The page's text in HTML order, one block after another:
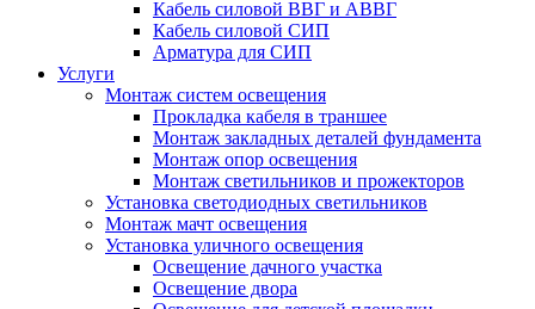
Кабель силовой ВВГ и АВВГ
Кабель силовой СИП
Арматура для СИП
Услуги
Монтаж систем освещения
Прокладка кабеля в траншее
Монтаж закладных деталей фундамента
Монтаж опор освещения
Монтаж светильников и прожекторов
Установка светодиодных светильников
Монтаж мачт освещения
Установка уличного освещения
Освещение дачного участка
Освещение двора